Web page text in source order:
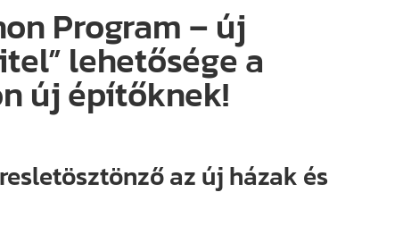
Program – új
lehetősége a
új építőknek!
az új házak és